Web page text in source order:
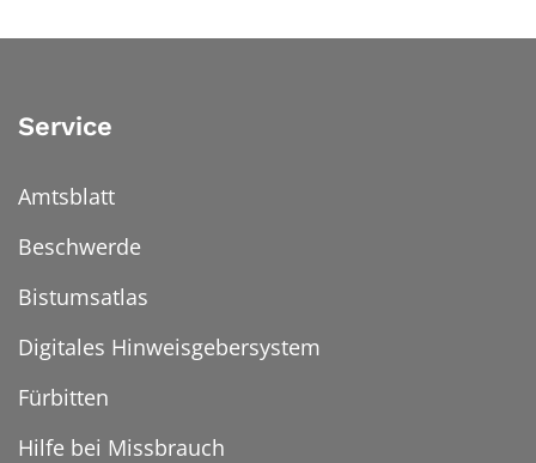
Service
Amtsblatt
Beschwerde
Bistumsatlas
Digitales Hinweisgebersystem
Fürbitten
Hilfe bei Missbrauch